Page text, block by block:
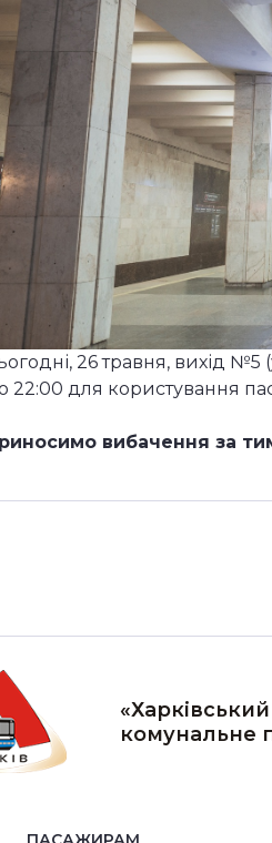
26 травня, вихід №5
22:00 для користування
вибачення за
комунальне